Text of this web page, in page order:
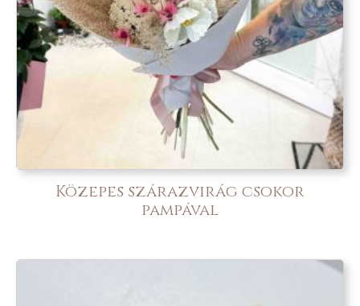
Közepes szárazvirág csokor
pampával